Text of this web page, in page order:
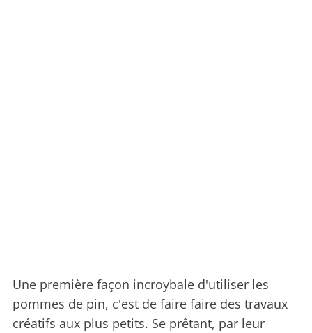
Une première façon incroybale d'utiliser les
pommes de pin, c'est de faire faire des travaux
créatifs aux plus petits. Se prêtant, par leur